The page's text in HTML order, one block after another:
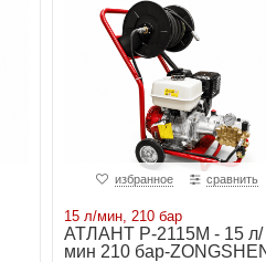
избранное сравнить
15 л/мин, 210 бар
АТЛАНТ P-2115М - 15 л/
мин 210 бар-